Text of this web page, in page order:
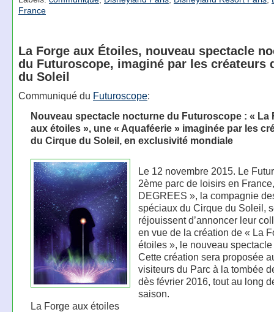
France
La Forge aux Étoiles, nouveau spectacle
du Futuroscope, imaginé par les créateurs
du Soleil
Communiqué du Futuroscope:
Nouveau spectacle nocturne du Futuroscope : « La
aux étoiles », une « Aquaféerie » imaginée par les
du Cirque du Soleil, en exclusivité mondiale
Le 12 novembre 2015. Le
2ème parc de loisirs en
DEGREES », la compagnie
spéciaux du Cirque du Soleil,
réjouissent d’annoncer leur
en vue de la création de « La
étoiles », le nouveau
Cette création sera proposée
visiteurs du Parc à la tombée
dès février 2016, tout au long
saison.
La Forge aux étoiles